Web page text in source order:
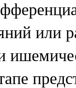
или